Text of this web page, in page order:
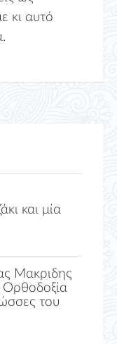
κι αυτό
και μία
Μακριδης
Ορθοδοξία
του